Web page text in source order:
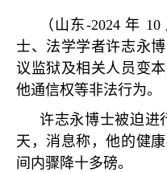
（山东-2024年 10
士、法学学者许志永
议监狱及相关人员变
他通信权等非法行为。
许志永博士被迫进
天，消息称，他的健
间内骤降十多磅。